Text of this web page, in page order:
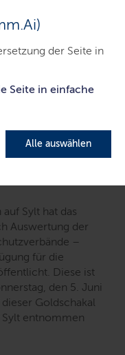
der Seite in
Seite in einfache
Alle auswählen
hat
zur
auf
Sylt hat das
Auswertung der
–
für die
Diese ist
den 5. Juni
Goldschakal
entnommen